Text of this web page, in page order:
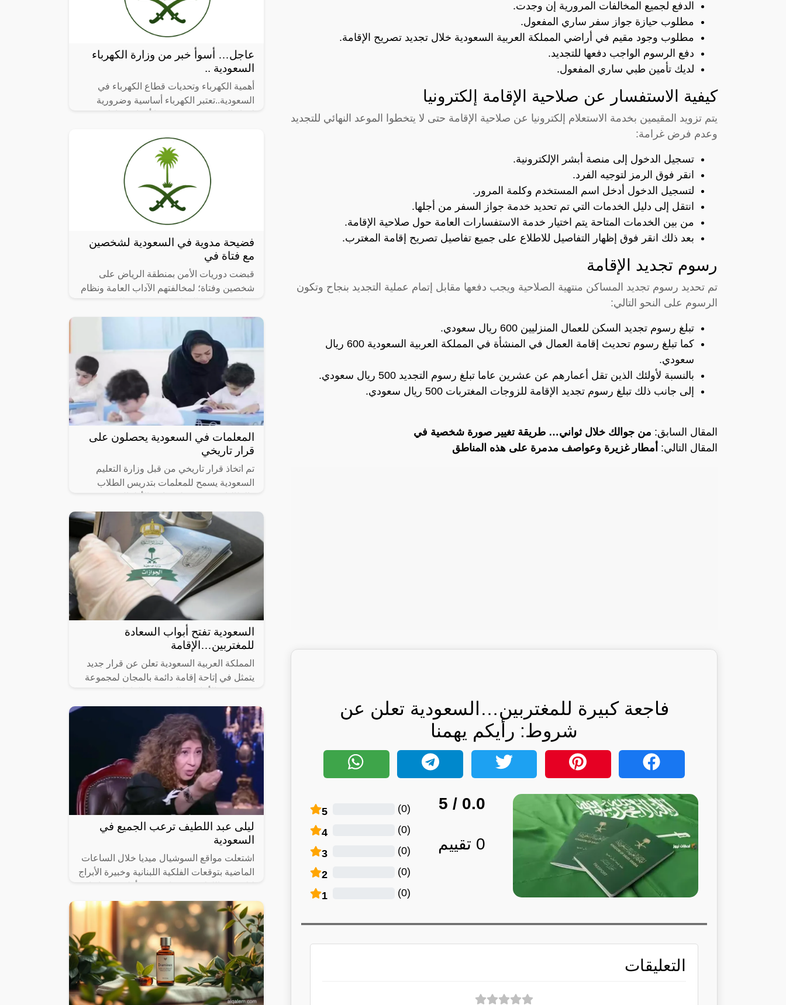
الدفع لجميع المخالفات المرورية إن وجدت.
مطلوب حيازة جواز سفر ساري المفعول.
مطلوب وجود مقيم في أراضي المملكة العربية السعودية خلال تجديد تصريح الإقامة.
دفع الرسوم الواجب دفعها للتجديد.
لديك تأمين طبي ساري المفعول.
كيفية الاستفسار عن صلاحية الإقامة إلكترونيا
يتم تزويد المقيمين بخدمة الاستعلام إلكترونيا عن صلاحية الإقامة حتى لا يتخطوا الموعد النهائي للتجديد
وعدم فرض غرامة:
تسجيل الدخول إلى منصة أبشر الإلكترونية.
انقر فوق الرمز لتوجيه الفرد.
لتسجيل الدخول أدخل اسم المستخدم وكلمة المرور.
انتقل إلى دليل الخدمات التي تم تحديد خدمة جواز السفر من أجلها.
من بين الخدمات المتاحة يتم اختيار خدمة الاستفسارات العامة حول صلاحية الإقامة.
بعد ذلك انقر فوق إظهار التفاصيل للاطلاع على جميع تفاصيل تصريح إقامة المغترب.
رسوم تجديد الإقامة
تم تحديد رسوم تجديد المساكن منتهية الصلاحية ويجب دفعها مقابل إتمام عملية التجديد بنجاح وتكون
الرسوم على النحو التالي:
تبلغ رسوم تجديد السكن للعمال المنزليين 600 ريال سعودي.
كما تبلغ رسوم تحديث إقامة العمال في المنشأة في المملكة العربية السعودية 600 ريال
سعودي.
بالنسبة لأولئك الذين تقل أعمارهم عن عشرين عاما تبلغ رسوم التجديد 500 ريال سعودي.
إلى جانب ذلك تبلغ رسوم تجديد الإقامة للزوجات المغتربات 500 ريال سعودي.
المقال السابق: من جوالك خلال ثواني… طريقة تغيير صورة شخصية في
المقال التالي: أمطار غزيرة وعواصف مدمرة على هذه المناطق
فاجعة كبيرة للمغتربين…السعودية تعلن عن
شروط: رأيكم يهمنا
0.0
/ 5
0 تقييم
5 (
0
)
4 (
0
)
3 (
0
)
2 (
0
)
1 (
0
)
التعليقات
عاجل… أسوأ خبر من وزارة الكهرباء
السعودية ..
أهمية الكهرباء وتحديات قطاع الكهرباء في
السعودية..تعتبر الكهرباء أساسية وضرورية
فضيحة مدوية في السعودية لشخصين
مع فتاة في
قبضت دوريات الأمن بمنطقة الرياض على
شخصين وفتاة؛ لمخالفتهم الآداب العامة ونظام
المعلمات في السعودية يحصلون على
قرار تاريخي
تم اتخاذ قرار تاريخي من قبل وزارة التعليم
السعودية يسمح للمعلمات بتدريس الطلاب
الصف السادس الابتدائي في المدارس الأهلية
السعودية تفتح أبواب السعادة
للمغتربين…الإقامة
المملكة العربية السعودية تعلن عن قرار جديد
يتمثل في إتاحة إقامة دائمة بالمجان لمجموعة
المملكة خلال العام 2024، وهذه
ليلى عبد اللطيف ترعب الجميع في
السعودية
اشتعلت مواقع السوشيال ميديا خلال الساعات
الماضية بتوقعات الفلكية اللبنانية وخبيرة الأبراج
في نصف رمضان.